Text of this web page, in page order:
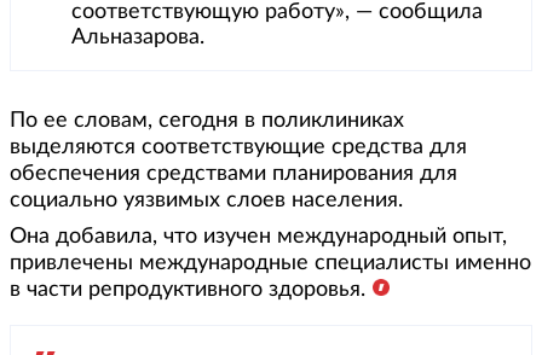
соответствующую работу», — сообщила
Альназарова.
По ее словам, сегодня в поликлиниках
выделяются соответствующие средства для
обеспечения средствами планирования для
социально уязвимых слоев населения.
Она добавила, что изучен международный опыт,
привлечены международные специалисты именно
в части репродуктивного здоровья.